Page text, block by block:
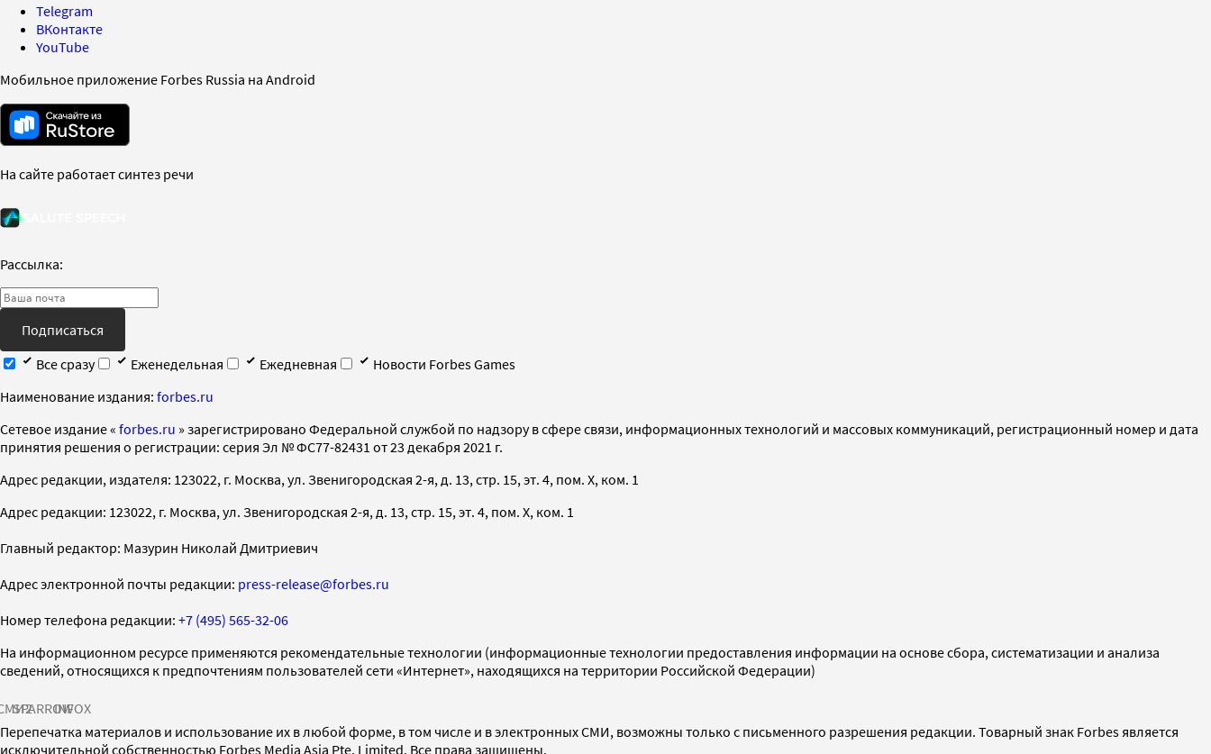
Telegram
ВКонтакте
YouTube
Мобильное приложение Forbes Russia на Android
На сайте работает синтез речи
Рассылка:
Подписаться
Все сразу
Еженедельная Ежедневная
Новости Forbes Games
Наименование издания: forbes.ru
Cетевое издание « forbes.ru » зарегистрировано Федеральной службой по надзору в сфере связи, информационных технологий и массовых коммуникаций, регистрационный номер и дата
принятия решения о регистрации: серия Эл № ФС77-82431 от 23 декабря 2021 г.
Адрес редакции, издателя: 123022, г. Москва, ул. Звенигородская 2-я, д. 13, стр. 15, эт. 4, пом. X, ком. 1
Адрес редакции: 123022, г. Москва, ул. Звенигородская 2-я, д. 13, стр. 15, эт. 4, пом. X, ком. 1
Главный редактор: Мазурин Николай Дмитриевич
Адрес электронной почты редакции: press-release@forbes.ru
Номер телефона редакции: +7 (495) 565-32-06
На информационном ресурсе применяются рекомендательные технологии (информационные технологии предоставления информации на основе сбора, систематизации и анализа
сведений, относящихся к предпочтениям пользователей сети «Интернет», находящихся на территории Российской Федерации)
SPARROWINFOX
Перепечатка материалов и использование их в любой форме, в том числе и в электронных СМИ, возможны только с письменного разрешения редакции. Товарный знак Forbes является
исключительной собственностью Forbes Media Asia Pte. Limited. Все права защищены.